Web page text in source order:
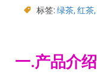
标签:绿茶, 红茶,
一.产品介绍